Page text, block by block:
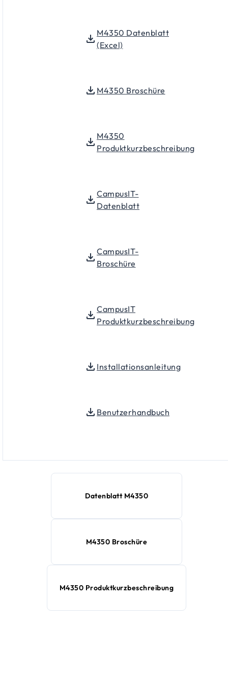
M4350 Datenblatt
(Excel)
M4350 Broschüre
M4350
Produktkurzbeschreibung
CampusIT-
Datenblatt
CampusIT-
Broschüre
CampusIT
Produktkurzbeschreibung
Installationsanleitung
Benutzerhandbuch
Datenblatt M4350
M4350 Broschüre
M4350 Produktkurzbeschreibung